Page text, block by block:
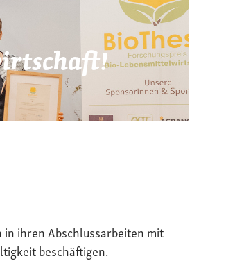
in ihren Abschlussarbeiten mit
beschäftigen.